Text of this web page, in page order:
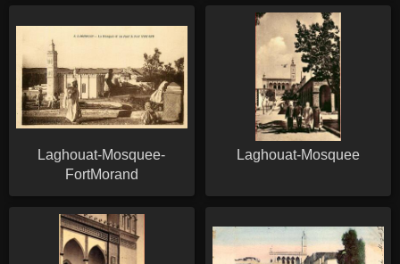
Laghouat-Mosquee-
FortMorand
Laghouat-Mosquee